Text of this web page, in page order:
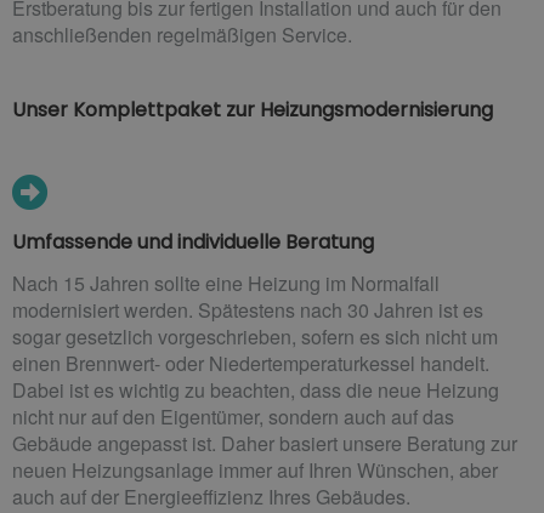
Erstberatung bis zur fertigen Installation und auch für den
anschließenden regelmäßigen Service.
Unser Komplettpaket zur Heizungsmodernisierung
Umfassende und individuelle Beratung
Nach 15 Jahren sollte eine Heizung im Normalfall
modernisiert werden. Spätestens nach 30 Jahren ist es
sogar gesetzlich vorgeschrieben, sofern es sich nicht um
einen Brennwert- oder Niedertemperaturkessel handelt.
Dabei ist es wichtig zu beachten, dass die neue Heizung
nicht nur auf den Eigentümer, sondern auch auf das
Gebäude angepasst ist. Daher basiert unsere Beratung zur
neuen Heizungsanlage immer auf Ihren Wünschen, aber
auch auf der Energieeffizienz Ihres Gebäudes.